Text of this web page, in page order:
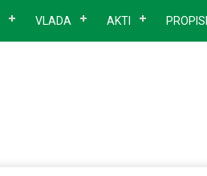
VLADA AKTI PROPISI